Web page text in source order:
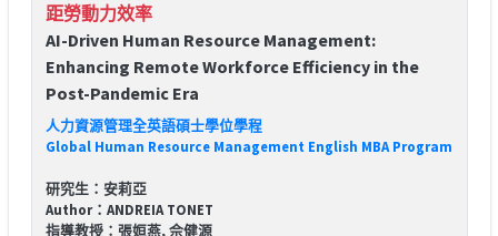
距勞動力效率
AI-Driven Human Resource Management:
Enhancing Remote Workforce Efficiency in the
Post-Pandemic Era
人力資源管理全英語碩士學位學程
Global Human Resource Management English MBA Program
研究生：安莉亞
Author：ANDREIA TONET
指導教授：張姮燕, 佘健源